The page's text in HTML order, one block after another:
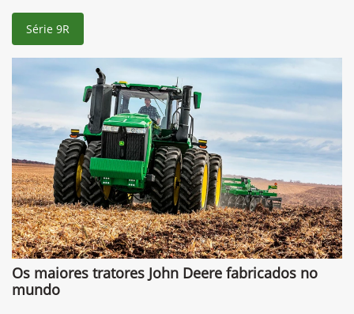
Série 9R
Os maiores tratores John Deere fabricados no
mundo